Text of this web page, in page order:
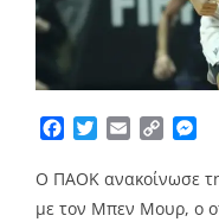
Facebook
TwitterEmailCopy
Ο ΠΑΟΚ ανακοίνωσε
με τον Μπεν Μουρ, ο